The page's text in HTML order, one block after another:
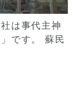
は事代主神
です。 蘇民